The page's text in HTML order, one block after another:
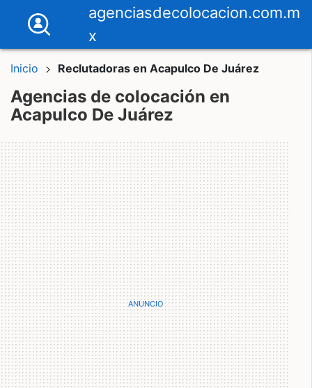
agenciasdecolocacion.com.m
x
Inicio Reclutadoras en Acapulco De Juárez
Agencias de colocación en
Acapulco De Juárez